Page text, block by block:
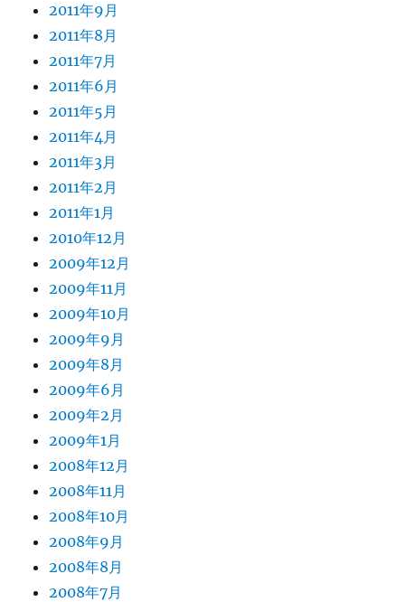
2011年9月
2011年8月
2011年7月
2011年6月
2011年5月
2011年4月
2011年3月
2011年2月
2011年1月
2010年12月
2009年12月
2009年11月
2009年10月
2009年9月
2009年8月
2009年6月
2009年2月
2009年1月
2008年12月
2008年11月
2008年10月
2008年9月
2008年8月
2008年7月